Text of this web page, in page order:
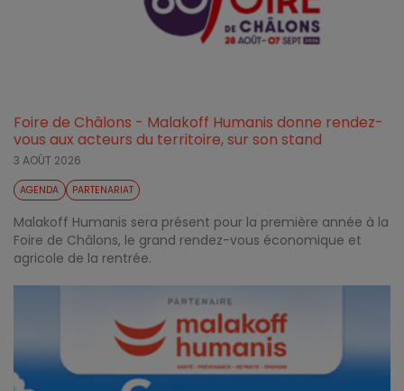
Foire de Châlons - Malakoff Humanis donne rendez-
vous aux acteurs du territoire, sur son stand
3 AOÛT 2026
AGENDA PARTENARIAT
Malakoff Humanis sera présent pour la première année à la
Foire de Châlons, le grand rendez-vous économique et
agricole de la rentrée.